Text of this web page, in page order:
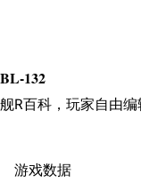
BL-132
舰R百科，玩家自由
游戏数据